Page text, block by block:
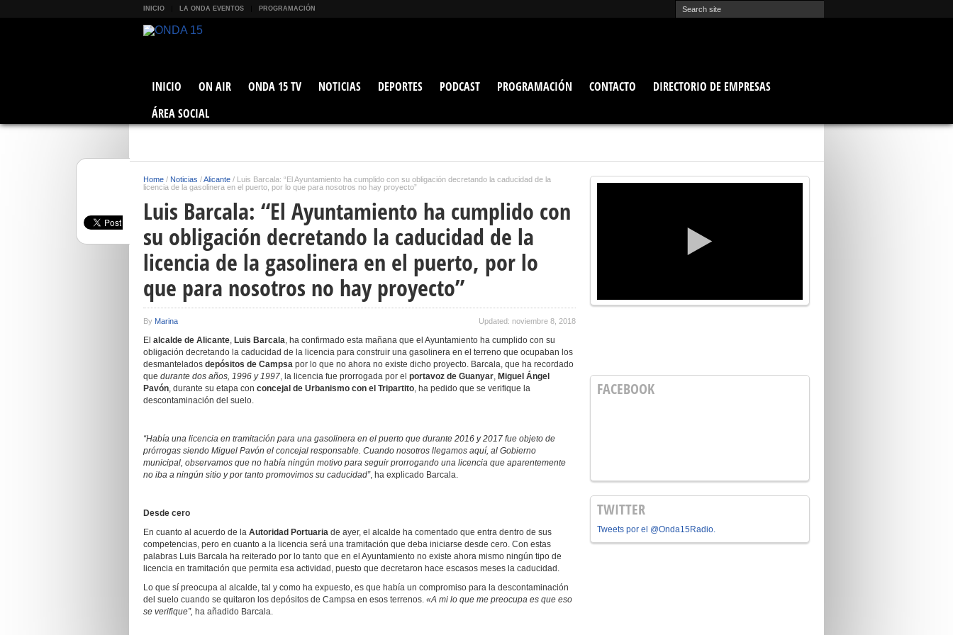
INICIO LA ONDA EVENTOS PROGRAMACIÓN
INICIO ON AIR ONDA 15 TV NOTICIAS DEPORTES PODCAST PROGRAMACIÓN CONTACTO
DIRECTORIO DE EMPRESAS
ÁREA SOCIAL
Home / Noticias /Alicante / Luis Barcala: “El Ayuntamiento ha cumplido con su obligación decretando la caducidad de la
licencia de la gasolinera en el puerto, por lo que para nosotros no hay proyecto”
Luis Barcala: “El Ayuntamiento ha cumplido con
su obligación decretando la caducidad de la
licencia de la gasolinera en el puerto, por lo
que para nosotros no hay proyecto”
By Marina Updated: noviembre 8, 2018
El alcalde de Alicante, Luis Barcala, ha confirmado esta mañana que el Ayuntamiento ha cumplido con su
obligación decretando la caducidad de la licencia para construir una gasolinera en el terreno que ocupaban los
desmantelados depósitos de Campsa por lo que no ahora no existe dicho proyecto. Barcala, que ha recordado
que durante dos años, 1996 y 1997, la licencia fue prorrogada por el portavoz de Guanyar, Miguel Ángel
Pavón, durante su etapa con concejal de Urbanismo con el Tripartito, ha pedido que se verifique la
descontaminación del suelo.
“Había una licencia en tramitación para una gasolinera en el puerto que durante 2016 y 2017 fue objeto de
prórrogas siendo Miguel Pavón el concejal responsable. Cuando nosotros llegamos aquí, al Gobierno
municipal, observamos que no había ningún motivo para seguir prorrogando una licencia que aparentemente
no iba a ningún sitio y por tanto promovimos su caducidad”, ha explicado Barcala.
Desde cero
En cuanto al acuerdo de la Autoridad Portuaria de ayer, el alcalde ha comentado que entra dentro de sus
competencias, pero en cuanto a la licencia será una tramitación que deba iniciarse desde cero. Con estas
palabras Luis Barcala ha reiterado por lo tanto que en el Ayuntamiento no existe ahora mismo ningún tipo de
licencia en tramitación que permita esa actividad, puesto que decretaron hace escasos meses la caducidad.
Lo que sí preocupa al alcalde, tal y como ha expuesto, es que había un compromiso para la descontaminación
del suelo cuando se quitaron los depósitos de Campsa en esos terrenos. «A mi lo que me preocupa es que eso
se verifique”, ha añadido Barcala.
FACEBOOK
TWITTER
Tweets por el @Onda15Radio.